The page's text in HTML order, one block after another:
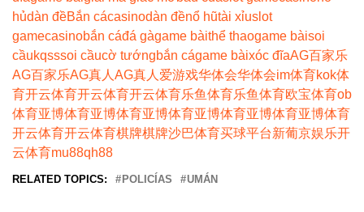
hủdàn đềBắn cácasinodàn đềnổ hũtài xỉuslot
gamecasinobắn cáđá gàgame bàithể thaogame bàisoi
cầukqsssoi cầucờ tướngbắn cágame bàixóc đĩaAG百家乐
AG百家乐AG真人 AG真人 爱游戏华体会华体会im体育kok体
育开云体育开云体育开云体育乐鱼体育乐鱼体育欧宝体育ob
体育亚博体育亚博体育亚博体育亚博体育亚博体育亚博体育
开云体育开云体育棋牌棋牌沙巴体育买球平台新葡京娱乐开
云体育mu88qh88
RELATED TOPICS: POLICÍAS UMÁN